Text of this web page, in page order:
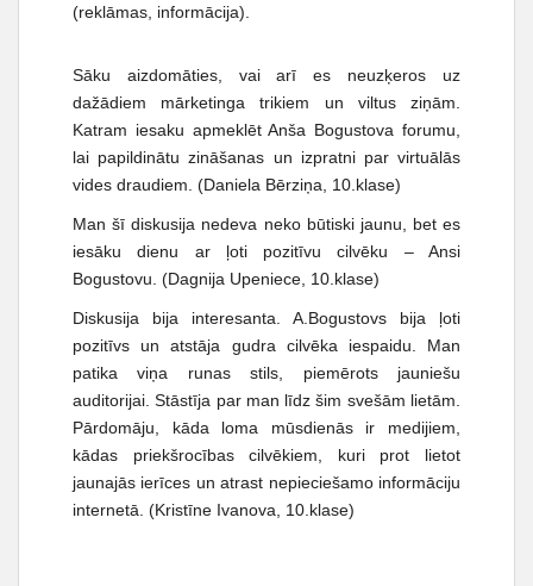
(reklāmas, informācija).
Sāku aizdomāties, vai arī es neuzķeros uz
dažādiem mārketinga trikiem un viltus ziņām.
Katram iesaku apmeklēt Anša Bogustova forumu,
lai papildinātu zināšanas un izpratni par virtuālās
vides draudiem. (Daniela Bērziņa, 10.klase)
Man šī diskusija nedeva neko būtiski jaunu, bet es
iesāku dienu ar ļoti pozitīvu cilvēku – Ansi
Bogustovu. (Dagnija Upeniece, 10.klase)
Diskusija bija interesanta. A.Bogustovs bija ļoti
pozitīvs un atstāja gudra cilvēka iespaidu. Man
patika viņa runas stils, piemērots jauniešu
auditorijai. Stāstīja par man līdz šim svešām lietām.
Pārdomāju, kāda loma mūsdienās ir medijiem,
kādas priekšrocības cilvēkiem, kuri prot lietot
jaunajās ierīces un atrast nepieciešamo informāciju
internetā. (Kristīne Ivanova, 10.klase)